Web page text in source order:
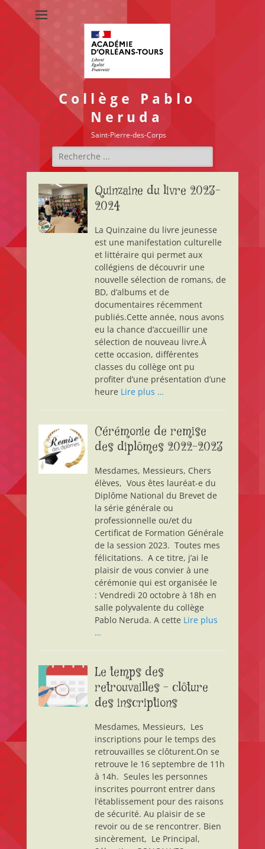
Collège Pablo
Neruda
Saint-Pierre-des-Corps
Rechercher :
Quinzaine du livre 2023-
2024
La Quinzaine du livre jeunesse
est une manifestation culturelle
et littéraire qui permet aux
collégiens de découvrir une
nouvelle sélection de romans, de
BD, d’albums et de
documentaires récemment
publiés.Cette année, nous avons
eu la chance d’accueillir une
sélection de nouveau livre.À
cette occasion, différentes
classes du collège ont pu
profiter d’une présentation d’une
heure Lire plus …
Cérémonie de remise
des diplômes 2022-2023
Mesdames, Messieurs, Chers
élèves, Vous êtes lauréat-e du
Diplôme National du Brevet de
la série générale ou
professionnelle ou/et du
Certificat de Formation Générale
de la session 2023. Toutes mes
félicitations. A ce titre, j’ai le
plaisir de vous convier à une
cérémonie qui est organisée le
: Vendredi 20 octobre à 18h en
salle polyvalente du collège
Pablo Neruda. A cette Lire plus
…
Le temps des
retrouvailles – clôture
des inscriptions
Mesdames, Messieurs, Les
inscriptions pour le temps des
retrouvailles se clôturent.On se
retrouve le 16 septembre de 11h
à 14h. Seules les personnes
inscrites pourront entrer dans
l’établissement pour des raisons
de sécurité. Au plaisir de se
revoir ou de se rencontrer. Bien
sincèrement, Le Principal,